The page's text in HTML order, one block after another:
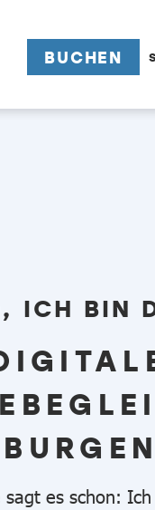
BUCHEN
ICH BIN
sagt es schon: